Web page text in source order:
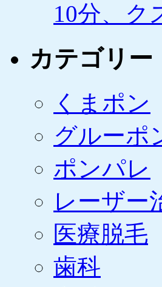
10分、ク
カテゴリー
くまポン
グルーポ
ポンパレ
レーザー
医療脱毛
歯科